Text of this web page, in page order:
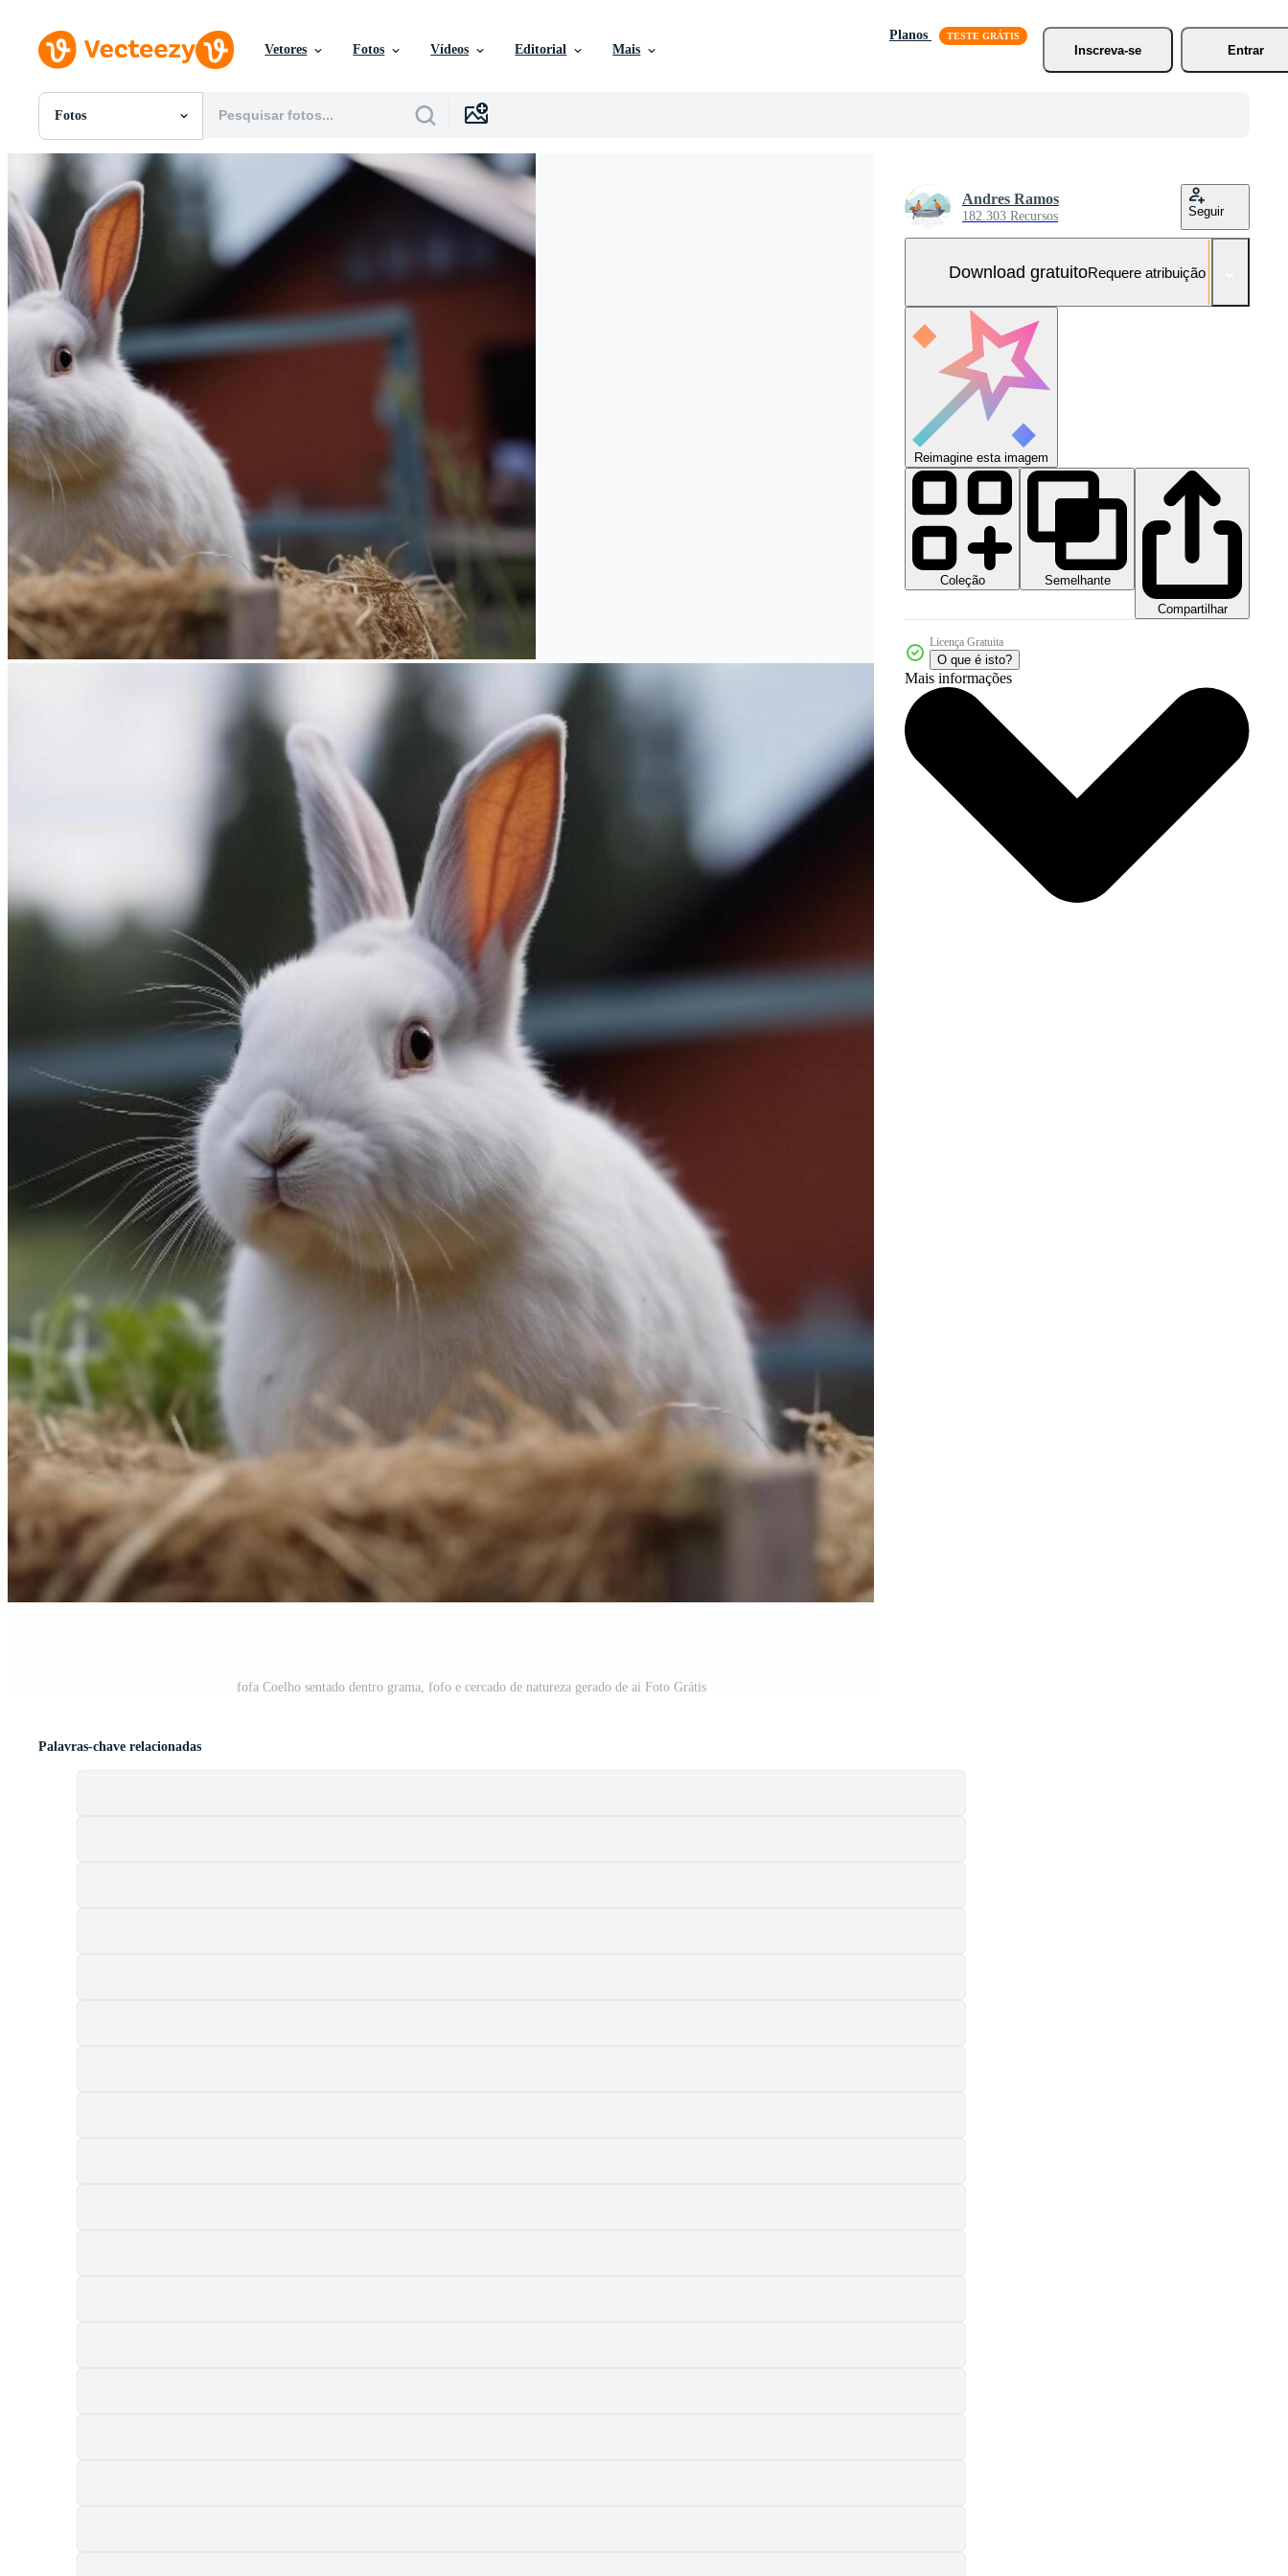
Vetores Fotos Vídeos Editorial Mais
Planos
Inscreva-se
Entrar
Fotos
Todas Imagens
PSDs
SVGs
Modelos
Vetores
Videos
Motion graphics
Imagens Editoriais
Eventos Editoriais
fofa Coelho sentado dentro grama, fofo e cercado de natureza gerado de ai Foto Grátis
Andres Ramos
182.303 Recursos Seguir
Download gratuitoRequere atribuição
Reimagine esta imagem
Coleção
Semelhante
Compartilhar
Licença Gratuita
O que é isto?
Mais informações
Palavras-chave relacionadas